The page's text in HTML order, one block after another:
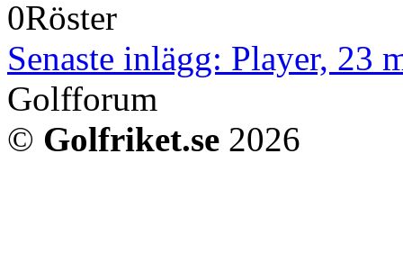
0Röster
Senaste inlägg: Player, 23
Golfforum
© Golfriket.se 2026